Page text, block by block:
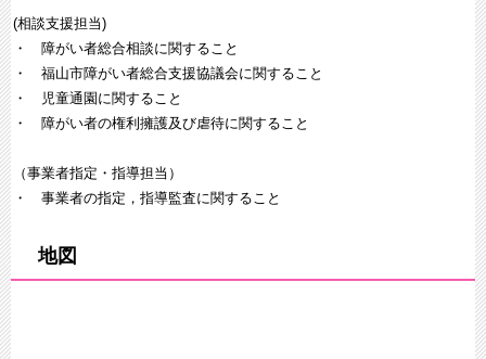
(相談支援担当)
・ 障がい者総合相談に関すること
・ 福山市障がい者総合支援協議会に関すること
・ 児童通園に関すること
・ 障がい者の権利擁護及び虐待に関すること
（事業者指定・指導担当）
・ 事業者の指定，指導監査に関すること
地図